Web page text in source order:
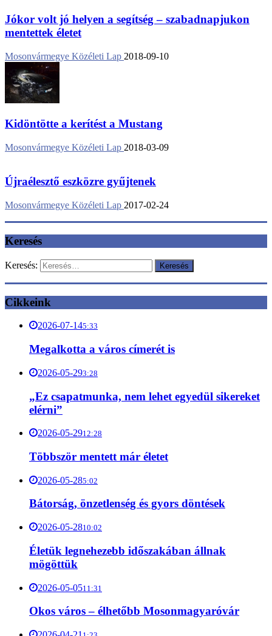
Jókor volt jó helyen a segítség – szabadnapjukon
mentettek életet
Mosonvármegye Közéleti Lap 2018-09-10
Kidöntötte a kerítést a Mustang
Mosonvármegye Közéleti Lap 2018-03-09
Újraélesztő eszközre gyűjtenek
Mosonvármegye Közéleti Lap 2017-02-24
Keresés
Keresés:
Cikkeink
2026-07-145:33
Megalkotta a város címerét is
2026-05-293:28
„Ez csapatmunka, nem lehet egyedül sikereket
elérni”
2026-05-2912:28
Többször mentett már életet
2026-05-285:02
Bátorság, önzetlenség és gyors döntések
2026-05-2810:02
Életük legnehezebb időszakában állnak
mögöttük
2026-05-0511:31
Okos város – élhetőbb Mosonmagyaróvár